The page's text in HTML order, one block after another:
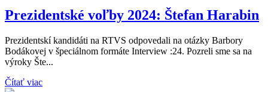
Prezidentské voľby 2024: Štefan Harabin
Prezidentskí kandidáti na RTVS odpovedali na otázky Barbory
Bodákovej v špeciálnom formáte Interview :24. Pozreli sme sa na
výroky Šte...
Čítať viac